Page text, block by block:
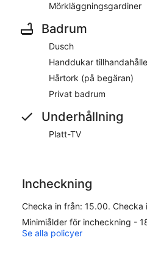
Mörkläggningsgardiner
Badrum
Dusch
Handdukar
Hårtork (på begäran)
Privat badrum
Underhållning
Platt-TV
Incheckning
Checka in från: 15.00. Checka
Minimiålder för incheckning -
Se alla policyer